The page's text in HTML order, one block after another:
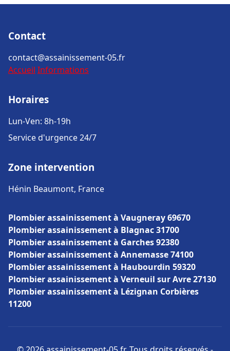
Contact
contact@assainissement-05.fr
Accueil Informations
Horaires
Lun-Ven: 8h-19h
Service d'urgence 24/7
Zone intervention
Hénin Beaumont, France
Plombier assainissement à Vaugneray 69670
Plombier assainissement à Blagnac 31700
Plombier assainissement à Garches 92380
Plombier assainissement à Annemasse 74100
Plombier assainissement à Haubourdin 59320
Plombier assainissement à Verneuil sur Avre 27130
Plombier assainissement à Lézignan Corbières
11200